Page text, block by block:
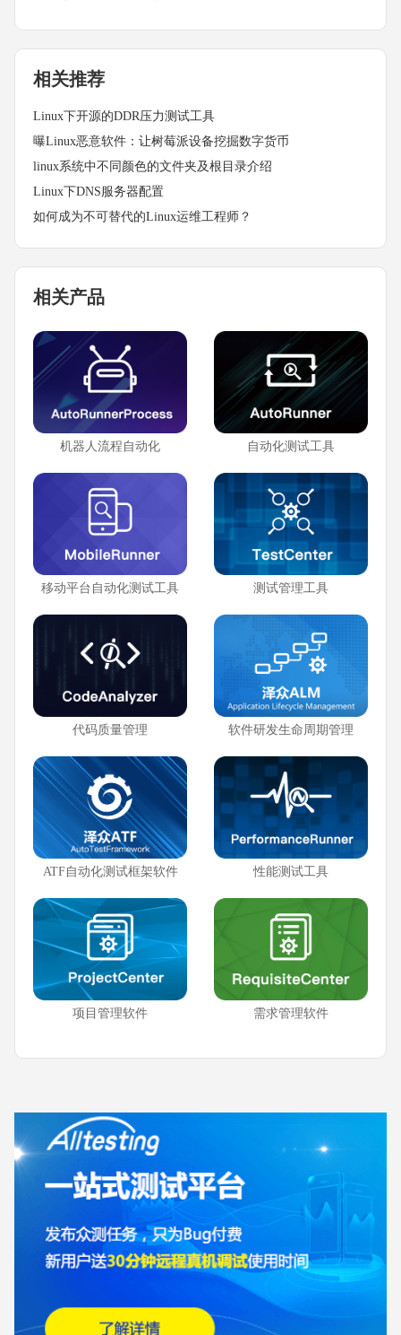
相关推荐
Linux下开源的DDR压力测试工具
曝Linux恶意软件：让树莓派设备挖掘数字货币
linux系统中不同颜色的文件夹及根目录介绍
Linux下DNS服务器配置
如何成为不可替代的Linux运维工程师？
相关产品
机器人流程自动化 自动化测试工具
移动平台自动化测试工具 测试管理工具
代码质量管理 软件研发生命周期管理
ATF自动化测试框架软件 性能测试工具
项目管理软件 需求管理软件